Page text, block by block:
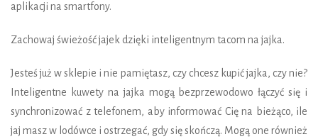
aplikacji na smartfony.
Zachowaj świeżość jajek dzięki inteligentnym tacom na jajka.
Jesteś już w sklepie i nie pamiętasz, czy chcesz kupić jajka, czy nie?
Inteligentne kuwety na jajka mogą bezprzewodowo łączyć się i
synchronizować z telefonem, aby informować Cię na bieżąco, ile
jaj masz w lodówce i ostrzegać, gdy się skończą. Mogą one również